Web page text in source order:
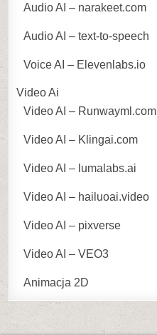
Audio AI – narakeet.com
Audio AI – text-to-speech
Voice AI – Elevenlabs.io
Video Ai
Video AI – Runwayml.com
Video AI – Klingai.com
Video AI – lumalabs.ai
Video AI – hailuoai.video
Video AI – pixverse
Video AI – VEO3
Animacja 2D